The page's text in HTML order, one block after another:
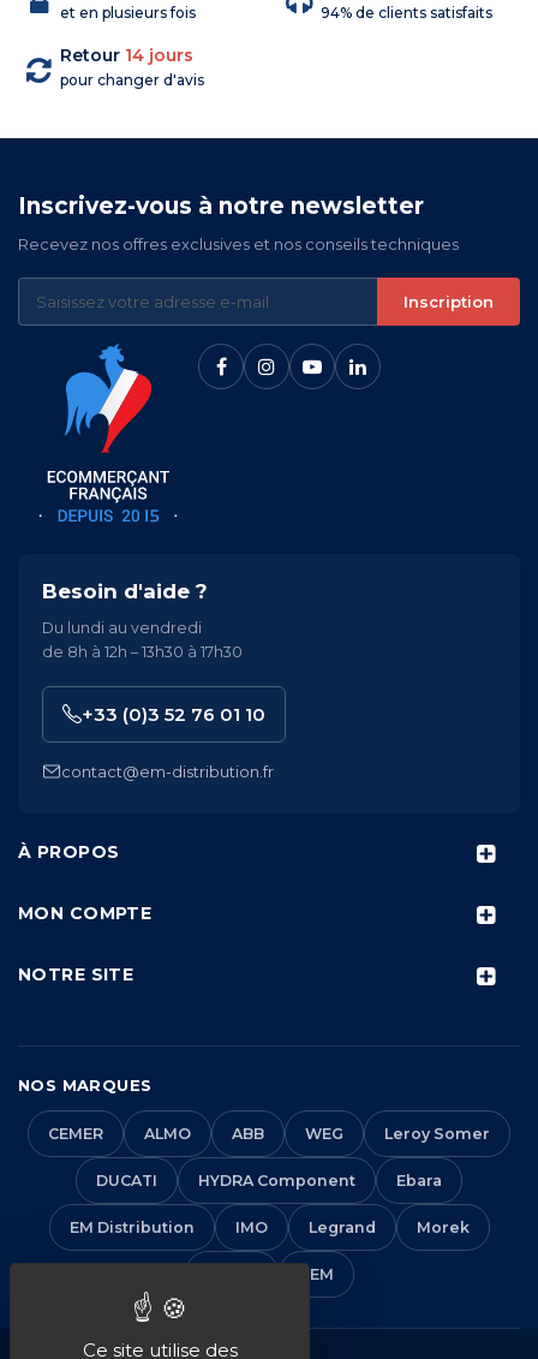
et en plusieurs fois 94% de clients satisfaits
Retour 14 jours
pour changer d'avis
Inscrivez-vous à notre newsletter
Recevez nos offres exclusives et nos conseils techniques
Inscription
À PROPOS
MON COMPTE
NOTRE SITE
Besoin d'aide ?
Du lundi au vendredi
de 8h à 12h – 13h30 à 17h30
+33 (0)3 52 76 01 10
contact@em-distribution.fr
NOS MARQUES
CEMER ALMO ABB WEG Leroy Somer
DUCATI HYDRA Component Ebara
EM Distribution IMO Legrand Morek
VEM
Ce site utilise des